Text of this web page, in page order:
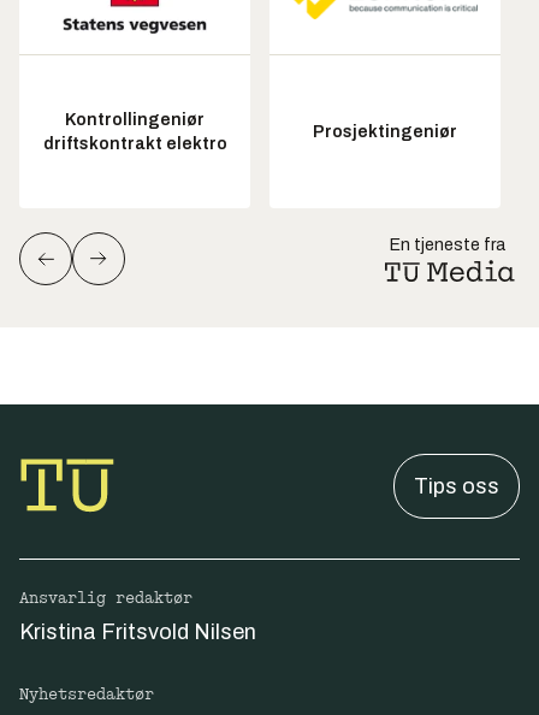
Kontrollingeniør
driftskontrakt elektro
Prosjektingeniør
En tjeneste fra
Tips oss
Ansvarlig redaktør
Kristina Fritsvold Nilsen
Nyhetsredaktør